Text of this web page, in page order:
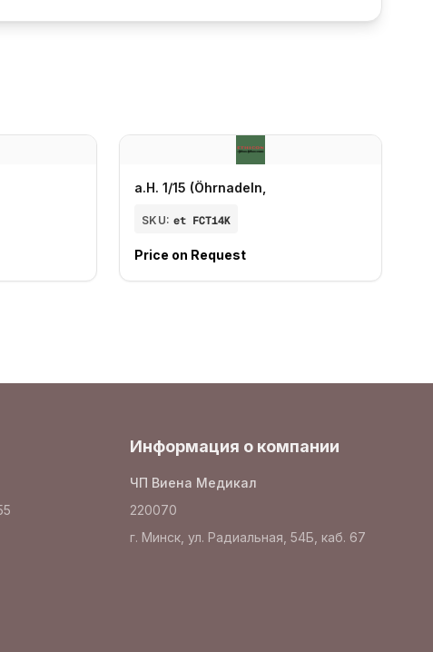
a.H. 1/15 (Öhrnadeln,
SKU: et FCT14K
Price on Request
Информация о компании
ЧП Виена Медикал
220070
г. Минск, ул. Радиальная, 54Б, каб. 67